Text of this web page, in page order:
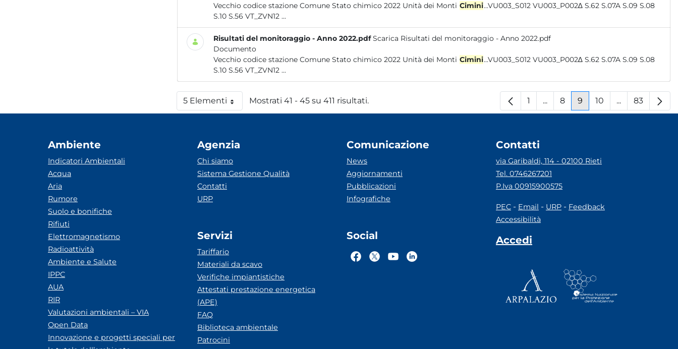
Vecchio codice stazione Comune Stato chimico 2022 Unità dei Monti Cimini...VU003_S012 VU003_P002∆ S.62 S.07A S.09 S.08
S.10 S.56 VT_ZVN12 ...
Risultati del monitoraggio - Anno 2022.pdf Scarica Risultati del monitoraggio - Anno 2022.pdf
Documento
Vecchio codice stazione Comune Stato chimico 2022 Unità dei Monti Cimini...VU003_S012 VU003_P002∆ S.62 S.07A S.09 S.08
S.10 S.56 VT_ZVN12 ...
5 ElementiPer paginaMostrati 41 - 45 su 411 risultati. Pagina
1 ...Pagine intermedie
Pagina
8 Pagina
9 Pagina
10 ...PaginePagina
83
Ambiente
Indicatori Ambientali
Acqua
Aria
Rumore
Suolo e bonifiche
Rifiuti
Elettromagnetismo
Radioattività
Ambiente e Salute
IPPC
AUA
RIR
Valutazioni ambientali – VIA
Open Data
Innovazione e progetti speciali per
Agenzia
Chi siamo
Sistema Gestione Qualità
Contatti
URP
Servizi
Tariffario
Materiali da scavo
Verifiche impiantistiche
Attestati prestazione energetica
(APE)
FAQ
Biblioteca ambientale
Patrocini
Comunicazione
News
Aggiornamenti
Pubblicazioni
Infografiche
Social
Contatti
via Garibaldi, 114 - 02100 Rieti
Tel. 0746267201
P.Iva 00915900575
PEC - Email - URP - Feedback
Accessibilità
Accedi